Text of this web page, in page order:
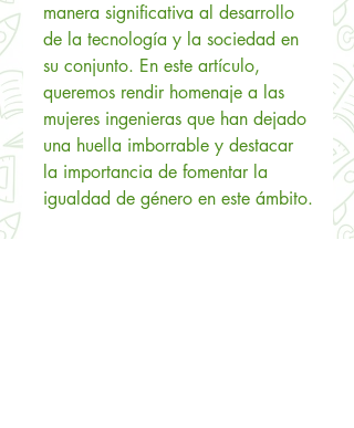
manera significativa al desarrollo
de la tecnología y la sociedad en
su conjunto. En este artículo,
queremos rendir homenaje a las
mujeres ingenieras que han dejado
una huella imborrable y destacar
la importancia de fomentar la
igualdad de género en este ámbito.